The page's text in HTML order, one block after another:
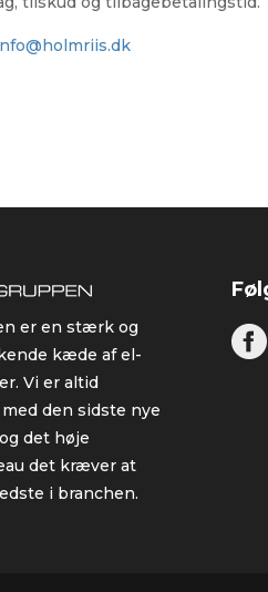
er en stærk og
kæde af el-
Vi er altid
den sidste nye
det høje
det kræver at
i branchen.